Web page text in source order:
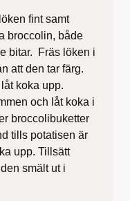
fint samt
broccolin, både
bitar. Fräs löken i
att den tar färg.
koka upp.
och låt koka i
broccolibuketter
tills potatisen är
upp. Tillsätt
smält ut i